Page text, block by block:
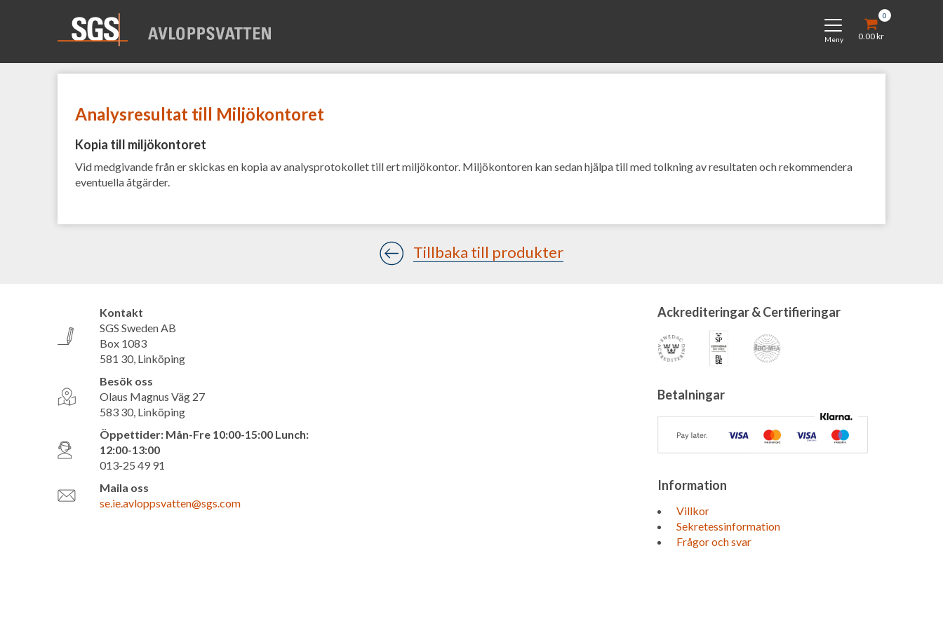
Skip
content
Toggle
navigation
Meny
0
0.00kr
Analysresultat till Miljökontoret
Kopia till miljökontoret
Vid medgivande från er skickas en kopia av analysprotokollet till ert miljökontor. Miljökontoren kan sedan hjälpa till med tolkning av resultaten och rekommendera
eventuella åtgärder.
Tillbaka till produkter
Kontakt
SGS Sweden AB
Box 1083
581 30, Linköping
Besök oss
Olaus Magnus Väg 27
583 30, Linköping
Öppettider: Mån-Fre 10:00-15:00 Lunch:
12:00-13:00
013-25 49 91
Maila oss
se.ie.avloppsvatten@sgs.com
Ackrediteringar & Certifieringar
Betalningar
Information
Villkor
Sekretessinformation
Frågor och svar